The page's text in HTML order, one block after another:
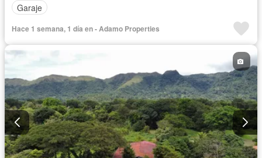
Garaje
Hace 1 semana, 1 día en - Adamo Properties